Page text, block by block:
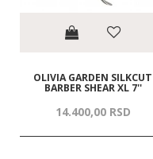
OLIVIA GARDEN SILKCUT
BARBER SHEAR XL 7''
14.400,00 RSD